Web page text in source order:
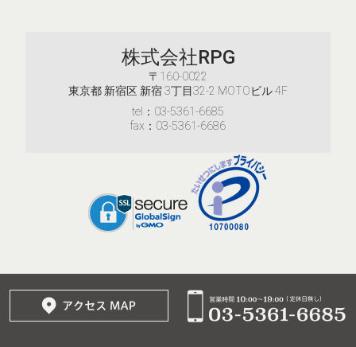
株式会社RPG
〒160-0022
東京都 新宿区 新宿 3丁目32-2 MOTOビル 4F
tel：03-5361-6685
fax：03-5361-6686
© 2017–2026 株式会社RPG